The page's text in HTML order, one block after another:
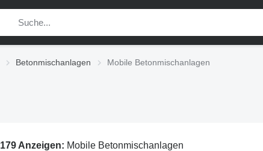
Betonmischanlagen Mobile Betonmischanlagen
179 Anzeigen: Mobile Betonmischanlagen